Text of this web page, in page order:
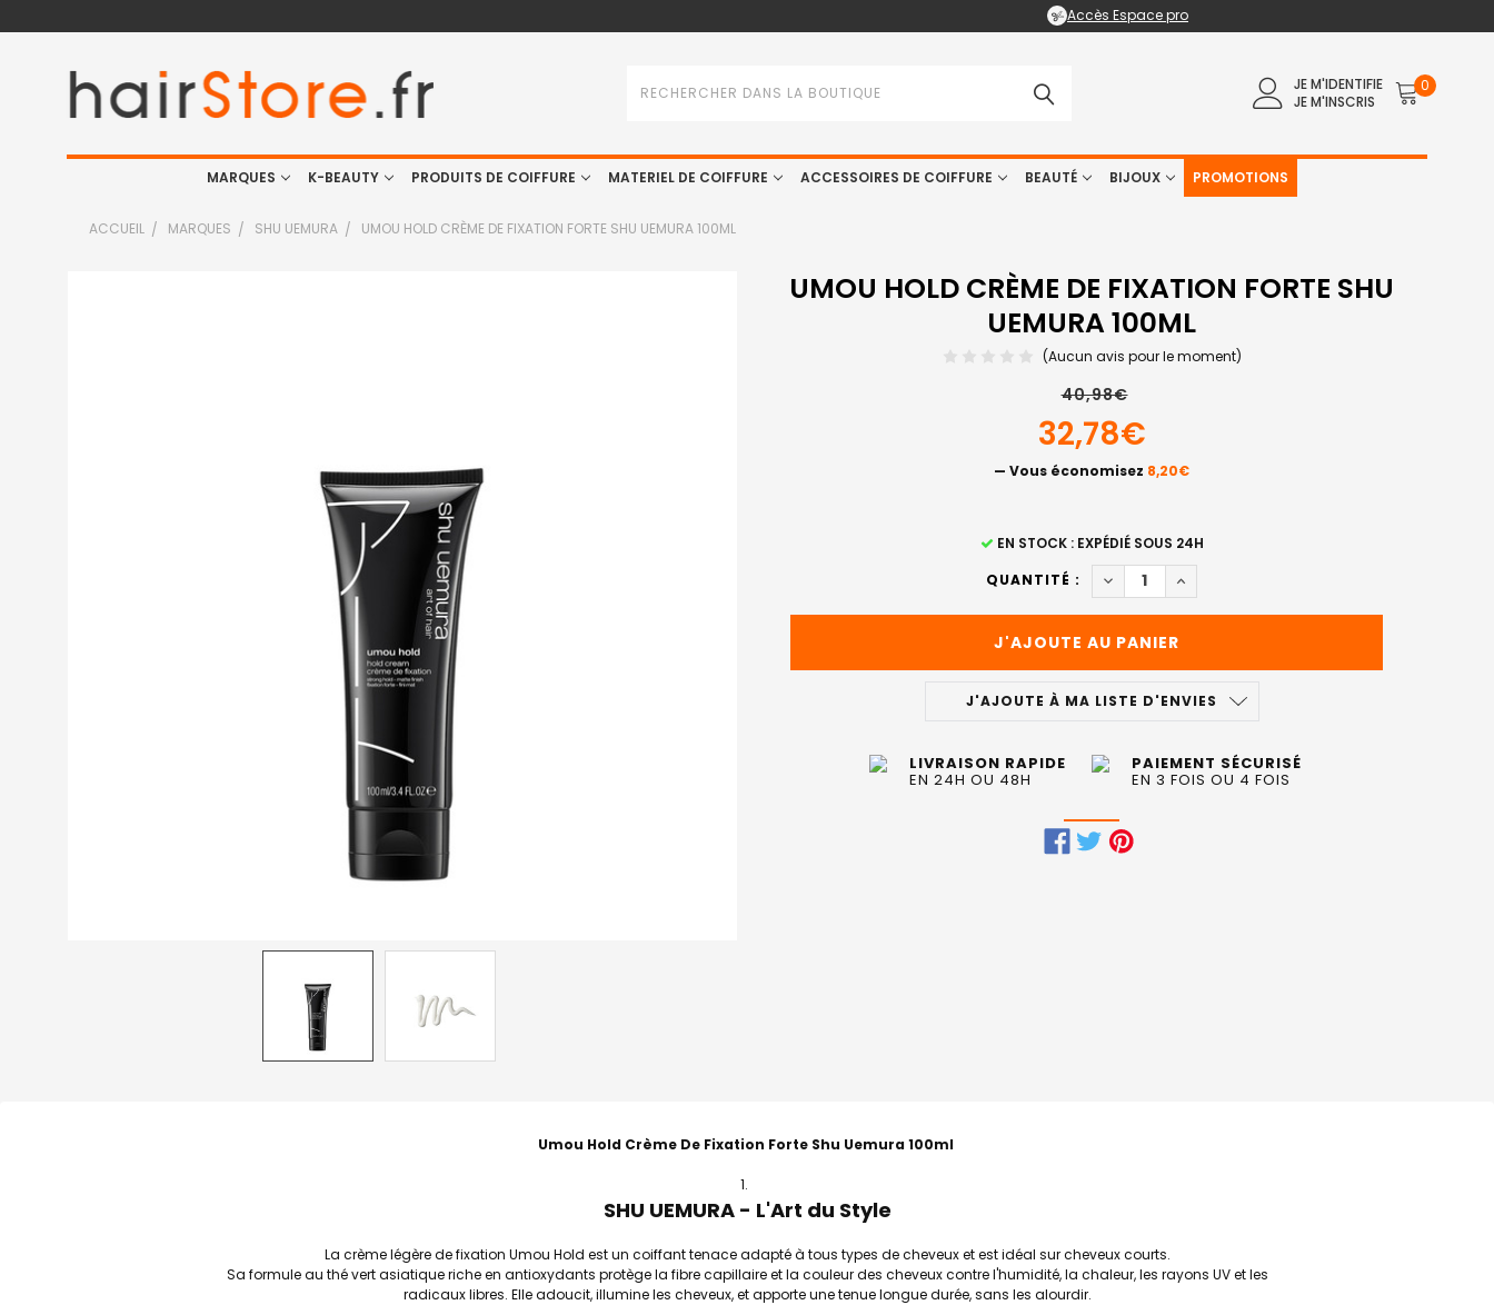
Accès Espace pro
JE M'IDENTIFIE
JE M'INSCRIS
0
MARQUES K-BEAUTY PRODUITS DE COIFFURE MATERIEL DE COIFFURE ACCESSOIRES DE COIFFURE BEAUTÉ BIJOUX PROMOTIONS
ACCUEIL MARQUES SHU UEMURA UMOU HOLD CRÈME DE FIXATION FORTE SHU UEMURA 100ML
UMOU HOLD CRÈME DE FIXATION FORTE SHU
UEMURA 100ML
(Aucun avis pour le moment)
40,98€
32,78€
— Vous économisez 8,20€
EN STOCK : EXPÉDIÉ SOUS 24H
QUANTITÉ :
DIMINUER LA QUANTITÉ DE UMOU HOLD CRÈME
AUGMENTER LA QUANTITÉ DE UMOU
J'AJOUTE À MA LISTE D'ENVIES
LIVRAISON RAPIDE
EN 24H OU 48H
PAIEMENT SÉCURISÉ
EN 3 FOIS OU 4 FOIS
Umou Hold Crème De Fixation Forte Shu Uemura 100ml
SHU UEMURA - L'Art du Style
La crème légère de fixation Umou Hold est un coiffant tenace adapté à tous types de cheveux et est idéal sur cheveux courts.
Sa formule au thé vert asiatique riche en antioxydants protège la fibre capillaire et la couleur des cheveux contre l'humidité, la chaleur, les rayons UV et les
radicaux libres. Elle adoucit, illumine les cheveux, et apporte une tenue longue durée, sans les alourdir.